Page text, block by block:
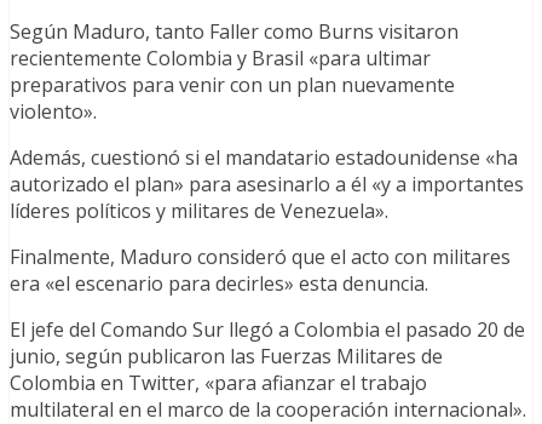
Según Maduro, tanto Faller como Burns visitaron
recientemente Colombia y Brasil «para ultimar
preparativos para venir con un plan nuevamente
violento».
Además, cuestionó si el mandatario estadounidense «ha
autorizado el plan» para asesinarlo a él «y a importantes
líderes políticos y militares de Venezuela».
Finalmente, Maduro consideró que el acto con militares
era «el escenario para decirles» esta denuncia.
El jefe del Comando Sur llegó a Colombia el pasado 20 de
junio, según publicaron las Fuerzas Militares de
Colombia en Twitter, «para afianzar el trabajo
multilateral en el marco de la cooperación internacional».